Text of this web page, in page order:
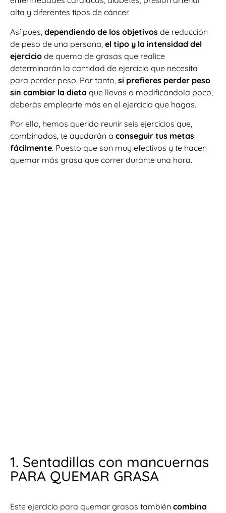
alta y diferentes tipos de cáncer.
Así pues, dependiendo de los objetivos de reducción
de peso de una persona, el tipo y la intensidad del
ejercicio de quema de grasas que realice
determinarán la cantidad de ejercicio que necesita
para perder peso. Por tanto, si prefieres perder peso
sin cambiar la dieta que llevas o modificándola poco,
deberás emplearte más en el ejercicio que hagas.
Por ello, hemos querido reunir seis ejercicios que,
combinados, te ayudarán a conseguir tus metas
fácilmente. Puesto que son muy efectivos y te hacen
quemar más grasa que correr durante una hora.
1. Sentadillas con mancuernas
PARA QUEMAR GRASA
Este ejercicio para quemar grasas también combina